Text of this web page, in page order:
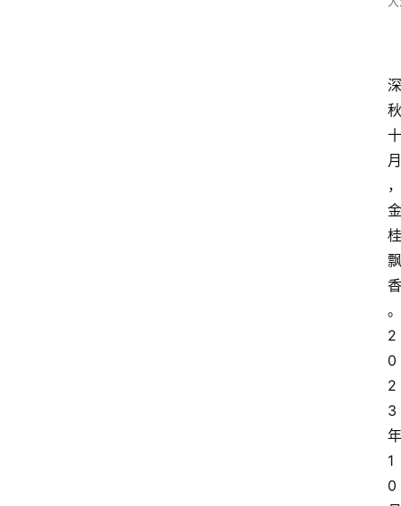
深
秋
十
月
，
金
桂
飘
香
。
2
0
2
3
年
1
0